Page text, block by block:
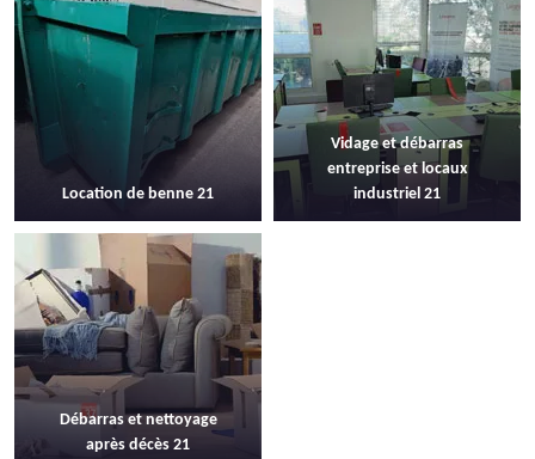
Location de benne 21
Vidage et débarras
entreprise et locaux
industriel 21
Débarras et nettoyage
après décès 21